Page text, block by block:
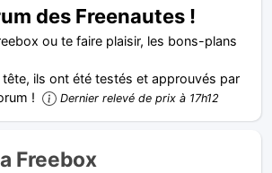
des Freenautes !
ou te faire plaisir, les bons-plans
tête, ils ont été testés et approuvés par
!
Dernier relevé de prix à 17h12
Freebox